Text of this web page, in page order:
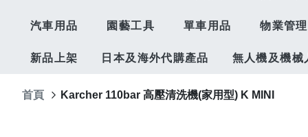
汽車用品 園藝工具 單車用品 物業管
新品上架 日本及海外代購產品 無人機及機械
首頁 Karcher 110bar 高壓清洗機(家用型) K MINI